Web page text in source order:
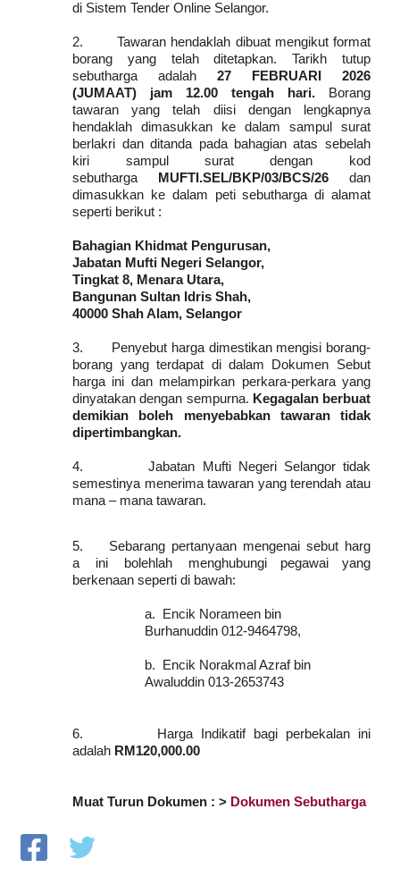
di Sistem Tender Online Selangor.
2.
Tawaran hendaklah dibuat mengikut format
borang yang telah ditetapkan. Tarikh tutup
sebutharga adalah 27 FEBRUARI 2026
(JUMAAT) jam 12.00 tengah hari.
Borang
tawaran yang telah diisi dengan lengkapnya
hendaklah dimasukkan ke dalam sampul surat
berlakri dan ditanda pada bahagian atas sebelah
kiri sampul surat dengan kod
sebutharga
MUFTI.SEL/BKP/03/BCS/26
dan
dimasukkan ke dalam peti sebutharga di alamat
seperti berikut :
Bahagian Khidmat Pengurusan,
Jabatan Mufti Negeri Selangor,
Tingkat 8, Menara Utara,
Bangunan Sultan Idris Shah,
40000 Shah Alam, Selangor
3.
Penyebut harga dimestikan mengisi borang-
borang yang terdapat di dalam Dokumen Sebut
harga ini dan melampirkan perkara-perkara yang
dinyatakan dengan sempurna. Kegagalanberbuat
demikian boleh menyebabkan tawaran tidak
dipertimbangkan.
4.
Jabatan Mufti Negeri Selangor tidak
semestinya menerima tawaran yang terendah atau
mana – mana tawaran.
5. Sebarang pertanyaan mengenai sebut harg
a
ini bolehlah
menghubungi pegawai yang
berkenaan seperti di bawah:
a.
Encik Norameen bin
Burhanuddin 012-9464798,
b.
Encik Norakmal Azraf bin
Awaluddin 013-2653743
6.
Harga Indikatif bagi perbekalan ini
adalah RM120,000.00
Muat Turun Dokumen : > Dokumen Sebutharga